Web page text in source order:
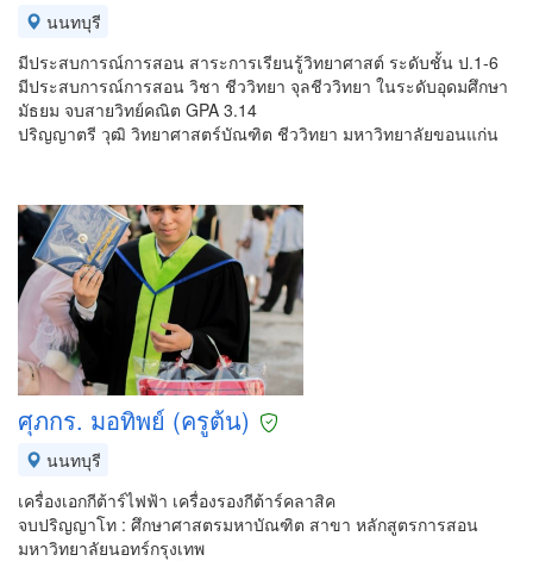
นนทบุรี
มีประสบการณ์การสอน สาระการเรียนรู้วิทยาศาสต์ ระดับชั้น ป.1-6
มีประสบการณ์การสอน วิชา ชีววิทยา จุลชีววิทยา ในระดับอุดมศึกษา
มัธยม จบสายวิทย์คณิต GPA 3.14
ปริญญาตรี วุฒิ วิทยาศาสตร์บัณฑิต ชีววิทยา มหาวิทยาลัยขอนแก่น
ศุภกร. มอทิพย์ (ครูต้น)
นนทบุรี
เครื่องเอกกีต้าร์ไฟฟ้า เครื่องรองกีต้าร์คลาสิค
จบปริญญาโท : ศึกษาศาสตรมหาบัณฑิต สาขา หลักสูตรการสอน
มหาวิทยาลัยนอทร์กรุงเทพ